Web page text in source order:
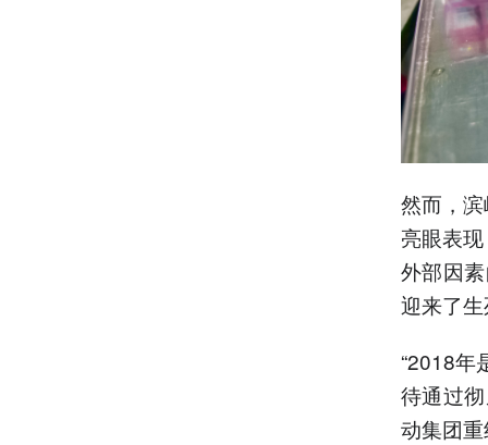
然而，
亮眼表
外部因
迎来了
“2018年
待通过
动集团